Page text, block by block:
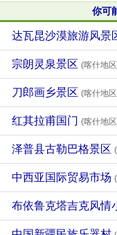
你可
达瓦昆沙漠旅游风景
宗朗灵泉景区 (喀什地
刀郎画乡景区 (喀什地
红其拉甫国门 (喀什地
泽普县古勒巴格景区
中西亚国际贸易市场
布依鲁克塔吉克风情